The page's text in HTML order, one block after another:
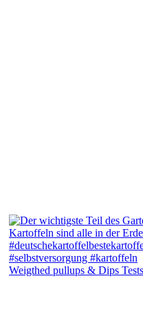
Weigthed pullups & Dips